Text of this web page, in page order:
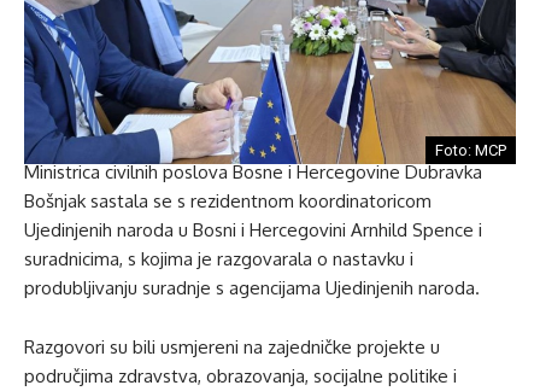
Foto: MCP
Ministrica civilnih poslova Bosne i Hercegovine Dubravka
Bošnjak sastala se s rezidentnom koordinatoricom
Ujedinjenih naroda u Bosni i Hercegovini Arnhild Spence i
suradnicima, s kojima je razgovarala o nastavku i
produbljivanju suradnje s agencijama Ujedinjenih naroda.
Razgovori su bili usmjereni na zajedničke projekte u
područjima zdravstva, obrazovanja, socijalne politike i